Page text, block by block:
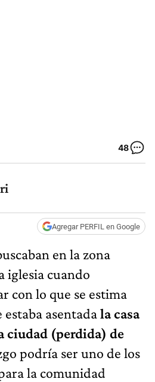
48
Agregar PERFIL en Google
en la zona
iglesia cuando
con lo que se estima
asentadala casa
ciudad (perdida) de
podría ser uno de los
la comunidad